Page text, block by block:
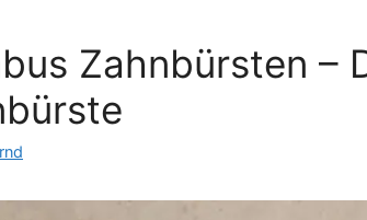
Zahnbürsten –